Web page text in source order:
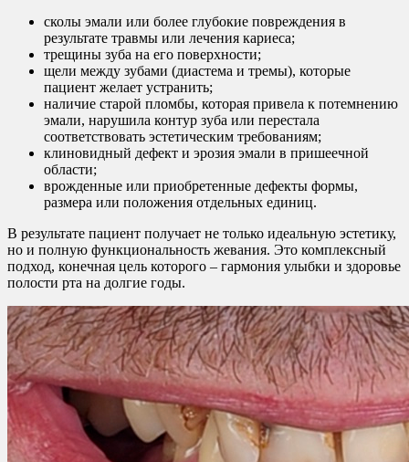
сколы эмали или более глубокие повреждения в
результате травмы или лечения кариеса;
трещины зуба на его поверхности;
щели между зубами (диастема и тремы), которые
пациент желает устранить;
наличие старой пломбы, которая привела к потемнению
эмали, нарушила контур зуба или перестала
соответствовать эстетическим требованиям;
клиновидный дефект и эрозия эмали в пришеечной
области;
врожденные или приобретенные дефекты формы,
размера или положения отдельных единиц.
В результате пациент получает не только идеальную эстетику,
но и полную функциональность жевания. Это комплексный
подход, конечная цель которого – гармония улыбки и здоровье
полости рта на долгие годы.